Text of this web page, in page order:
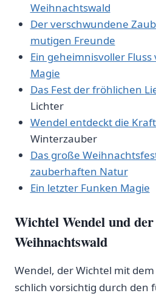
Weihnachtswald
Der verschwundene
mutigen Freunde
Ein ‍geheimnisvoller
‍Magie
Das Fest der fröhlichen
Lichter
Wendel entdeckt die
Winterzauber
Das große
‍zauberhaften Natur
Ein letzter Funken Magie
Wichtel Wendel und
Weihnachtswald
Wendel, der Wichtel mit
schlich vorsichtig durch den